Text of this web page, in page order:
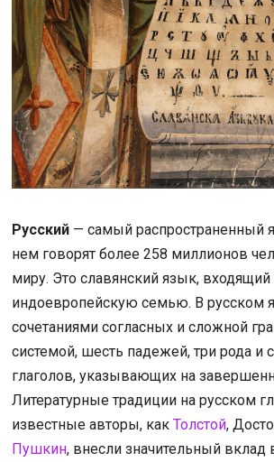
Русский— самый распространенный
нем говорят более 258 миллионов
миру. Это славянский язык, входящий
индоевропейскую семью. В русском
сочетаниями согласных и сложной
системой, шесть падежей, три рода и
глаголов, указывающих на
Литературные традиции на русском
известные авторы, как Толстой,
Пушкин, внесли значительный